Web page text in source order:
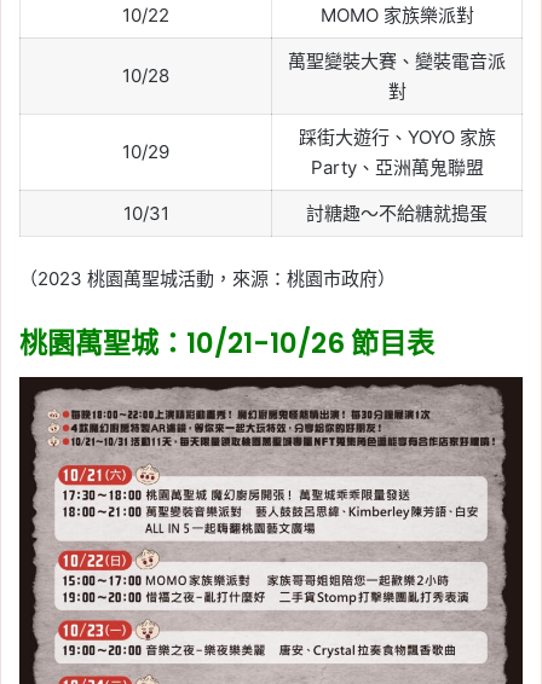
10/22 MOMO 家族樂派對
10/28
萬聖變裝大賽、變裝電音派
對
10/29
踩街大遊行、YOYO 家族
Party、亞洲萬鬼聯盟
10/31
討糖趣～不給糖就搗蛋
（2023 桃園萬聖城活動，來源：桃園市政府）
桃園萬聖城：10/21-10/26 節目表